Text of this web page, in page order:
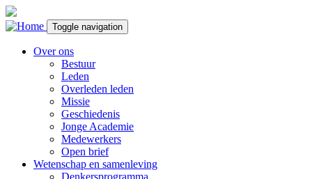
Overslaan en naar de inhoud gaan
Toggle navigation
Over ons
Bestuur
Leden
Overleden leden
Missie
Geschiedenis
Jonge Academie
Medewerkers
Open brief
Wetenschap en samenleving
Denkersprogramma